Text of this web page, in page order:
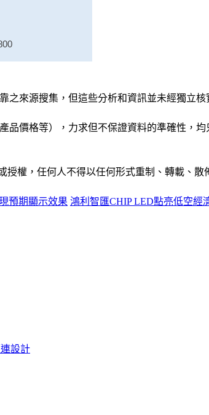
之來源搜集，但這些分析和資訊並未經獨立
價格等），力求但不保證資料的準確性，
授權，任何人不得以任何形式重制、轉載、
預期顯示效果 鴻利智匯CHIP LED點亮低空經
設計